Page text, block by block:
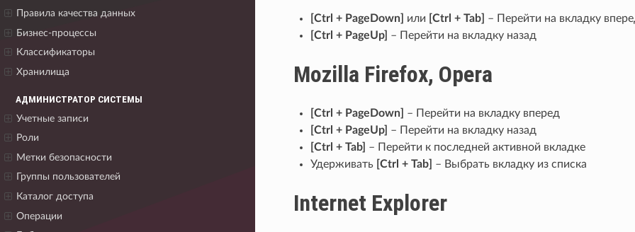
Правила качества данных
Бизнес-процессы
Классификаторы
Хранилища
АДМИНИСТРАТОР СИСТЕМЫ
Учетные записи
Роли
Метки безопасности
Группы пользователей
Каталог доступа
Операции
[Ctrl + PageDown] или [Ctrl + Tab] – Перейти на вкладку
[Ctrl + PageUp] – Перейти на вкладку назад
Mozilla Firefox, Opera
[Ctrl + PageDown] – Перейти на вкладку вперед
[Ctrl + PageUp] – Перейти на вкладку назад
[Ctrl + Tab] – Перейти к последней активной вкладке
Удерживать [Ctrl + Tab] – Выбрать вкладку из списка
Internet Explorer